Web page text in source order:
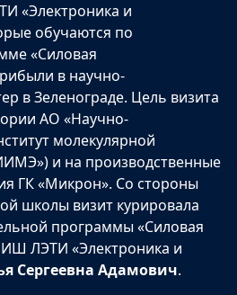
«Электроника и
обучаются по
«Силовая
в научно-
в Зеленограде. Цель визита
АО «Научно-
молекулярной
и на производственные
ГК «Микрон». Со стороны
школы визит курировала
программы «Силовая
ЛЭТИ «Электроника и
Сергеевна Адамович.